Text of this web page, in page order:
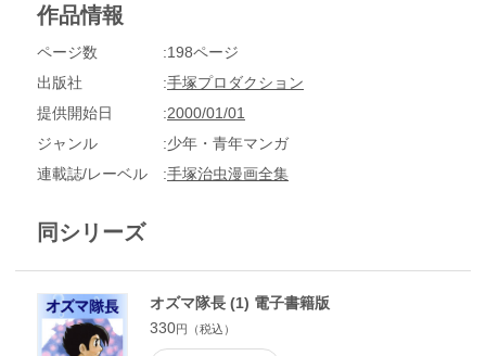
作品情報
ページ数
198ページ
出版社
手塚プロダクション
提供開始日
2000/01/01
ジャンル
少年・青年マンガ
連載誌/レーベル
手塚治虫漫画全集
同シリーズ
オズマ隊長 (1) 電子書籍版
330円（税込）